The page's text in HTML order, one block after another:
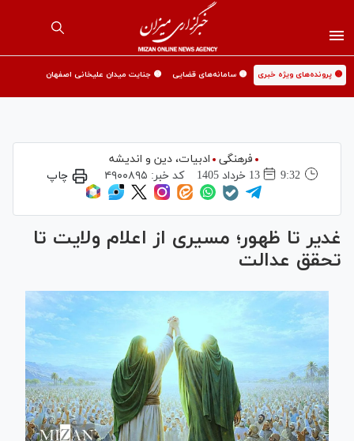
🟡 پرونده‌های ویژه خبری 🟡 سامانه‌های قضایی 🟡 جنایت میدان علیخانی اصفهان
فرهنگی
ادبیات، دین و اندیشه
9:32
13 خرداد 1405 کد خبر: ۴۹۰۰۸۹۵ چاپ
غدیر تا ظهور؛ مسیری از اعلام ولایت تا
تحقق عدالت